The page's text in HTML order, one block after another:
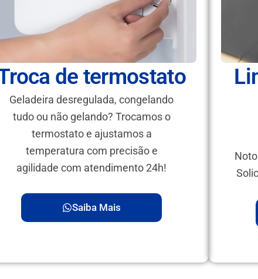
de termostato
Geladeira desregulada, congelando
tudo ou não gelando? Trocamos o
termostato e ajustamos a
temperatura com precisão e
agilidade com atendimento 24h!
Saiba Mais